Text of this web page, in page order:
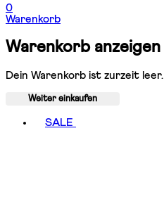
0
Warenkorb
Warenkorb anzeigen
Dein Warenkorb ist zurzeit leer.
Weiter einkaufen
SALE